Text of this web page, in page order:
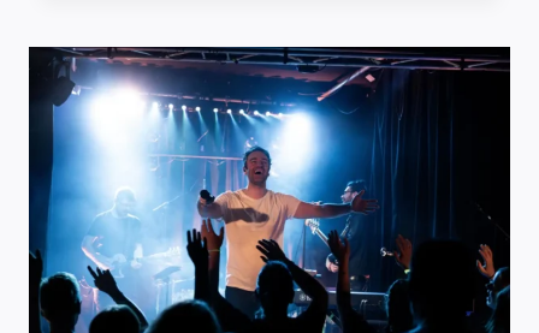
SA.
22.
FEBRUAR